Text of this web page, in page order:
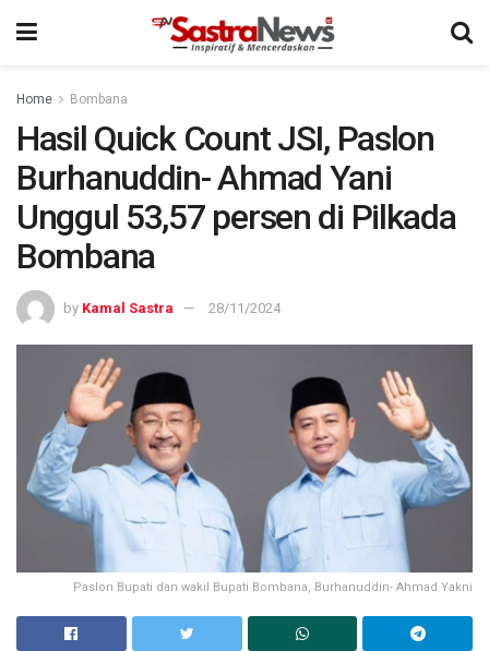
Home Bombana
Hasil Quick Count JSI, Paslon
Burhanuddin- Ahmad Yani
Unggul 53,57 persen di Pilkada
Bombana
by Kamal Sastra 28/11/2024
Paslon Bupati dan wakil Bupati Bombana, Burhanuddin- Ahmad Yakni